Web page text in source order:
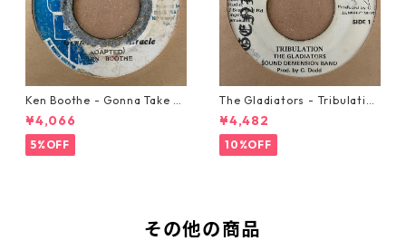
Ken Boothe - Gonna Take A
Miracle【7-21362】
¥4,066
5%OFF
The Gladiators - Tribulation
【7-21365】
¥4,482
10%OFF
その他の商品